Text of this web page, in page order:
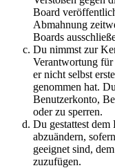
Board
Abmahnung
Boards
Du nimmst zur
Verantwortung
er nicht selbst
genommen hat.
Benutzerkonto,
oder zu sperren.
Du gestattest dem
abzuändern,
geeignet sind,
zuzufügen.